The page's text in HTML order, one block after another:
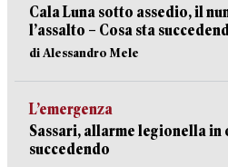
Cala Luna sotto assedio, il
l’assalto – Cosa sta
di Alessandro Mele
L’emergenza
Sassari, allarme legionella in
succedendo